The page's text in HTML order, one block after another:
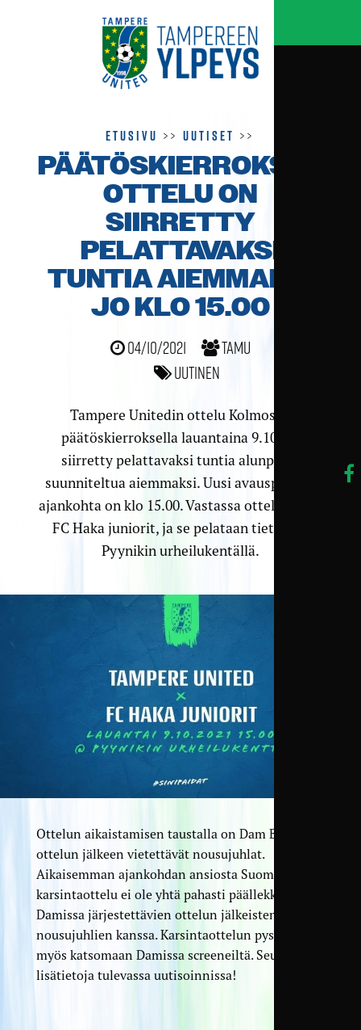
Etusivu >>Uutiset >>
PÄÄTÖSKIERROKSEN
OTTELU ON
SIIRRETTY
PELATTAVAKSI
TUNTIA AIEMMAKSI
JO KLO 15.00
04/10/2021
TamU
Uutinen
Tampere Unitedin ottelu Kolmosen
päätöskierroksella lauantaina 9.10. on
siirretty pelattavaksi tuntia alunperin
suunniteltua aiemmaksi. Uusi avauspotkun
ajankohta on klo 15.00. Vastassa ottelussa on
FC Haka juniorit, ja se pelataan tietenkin
Pyynikin urheilukentällä.
Ottelun aikaistamisen taustalla on Dam Barissa
ottelun jälkeen vietettävät nousujuhlat.
Aikaisemman ajankohdan ansiosta Suomen MM-
karsintaottelu ei ole yhtä pahasti päällekkäin
Damissa järjestettävien ottelun jälkeisten
nousujuhlien kanssa. Karsintaottelun pystyy
myös katsomaan Damissa screeneiltä. Seuraa
lisätietoja tulevassa uutisoinnissa!